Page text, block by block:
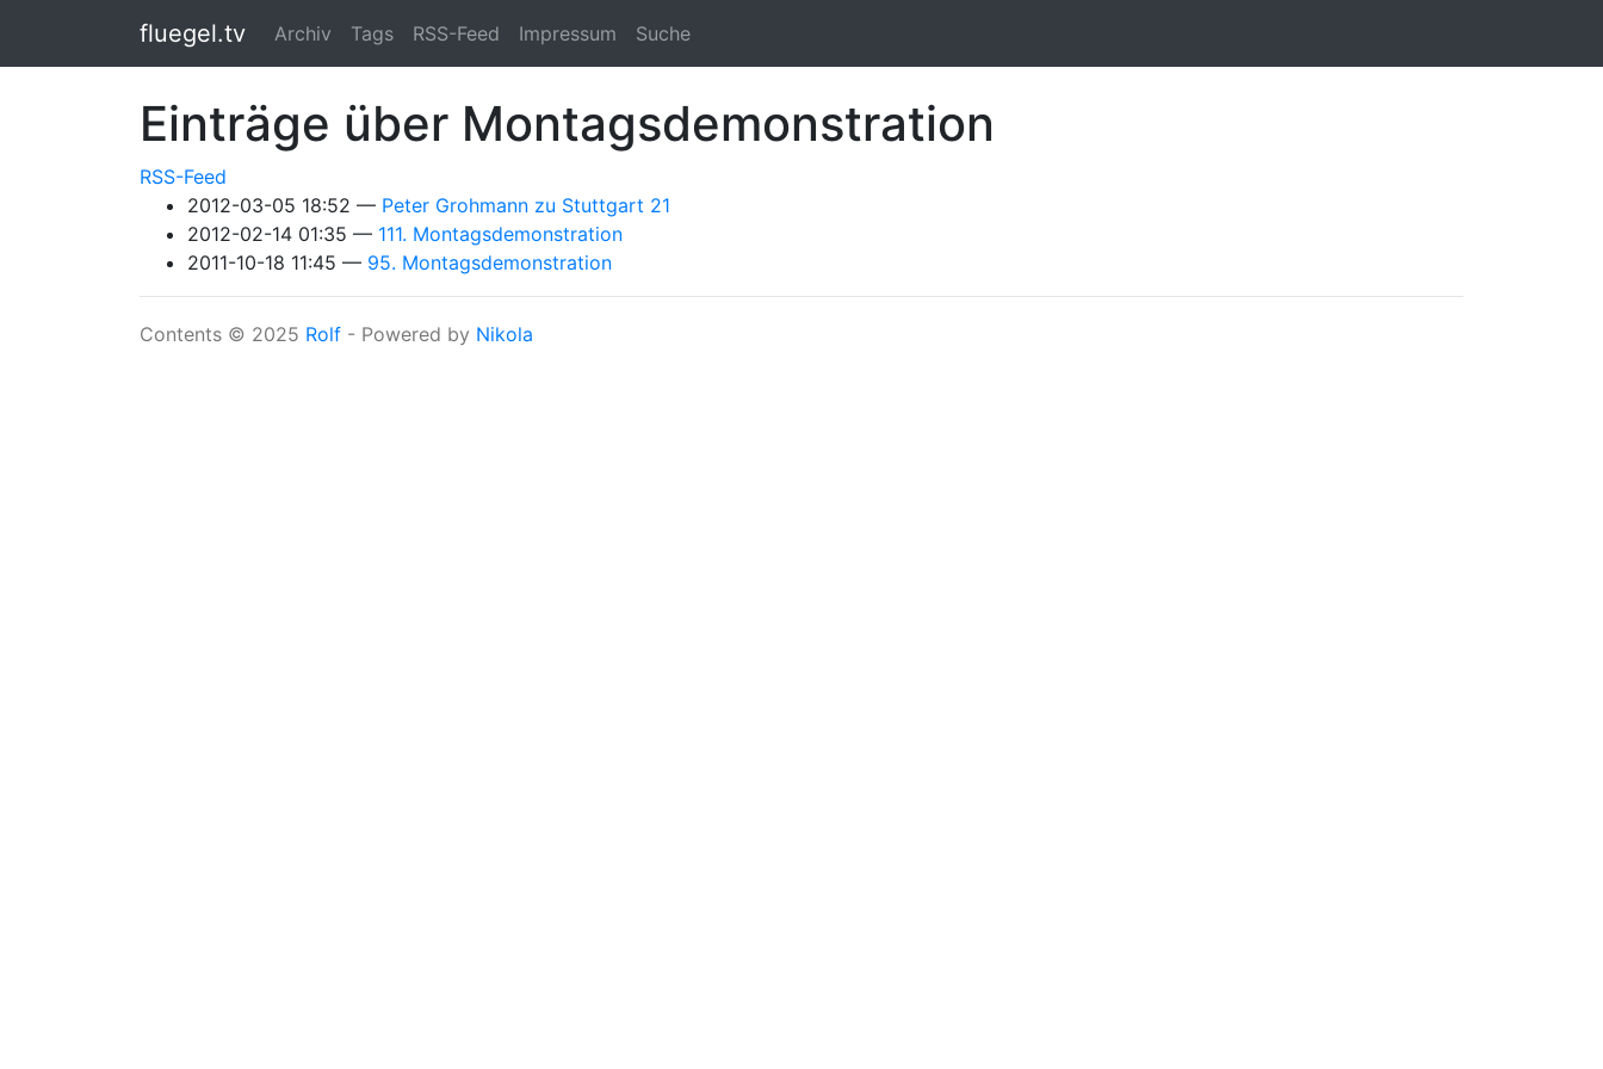
fluegel.tv Archiv Tags RSS-Feed Impressum Suche
Einträge über Montagsdemonstration
RSS-Feed
2012-03-05 18:52
Peter Grohmann zu Stuttgart 21
2012-02-14 01:35
111. Montagsdemonstration
2011-10-18 11:45
95. Montagsdemonstration
Contents © 2025 Rolf - Powered by Nikola